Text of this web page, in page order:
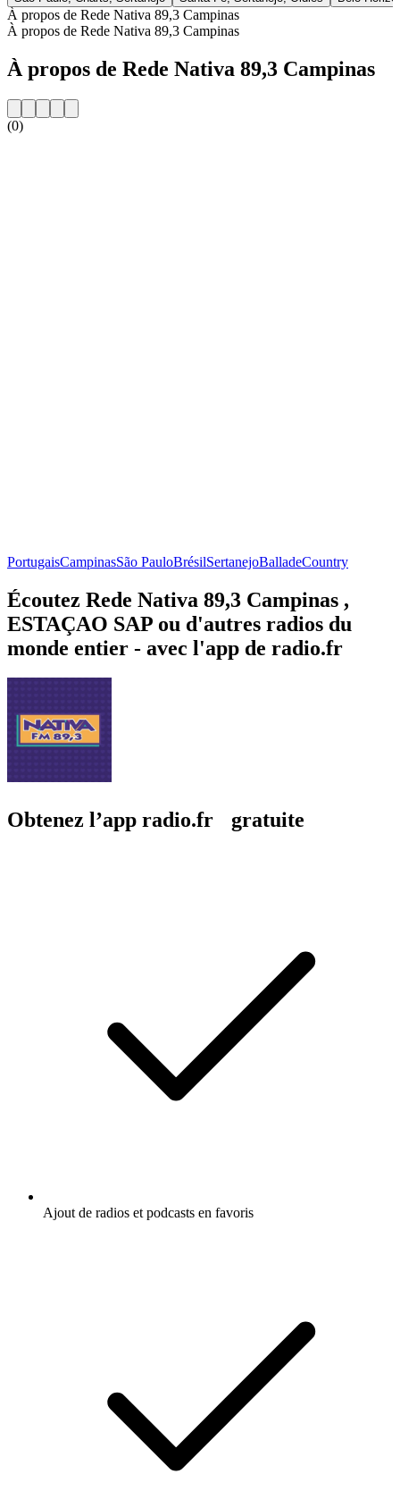
À propos de Rede Nativa 89,3 Campinas
À propos de Rede Nativa 89,3 Campinas
À propos de Rede Nativa 89,3 Campinas
(0)
PortugaisCampinasSão PauloBrésilSertanejoBalladeCountry
Écoutez Rede Nativa 89,3 Campinas ,
ESTAÇAO SAP ou d'autres radios du
monde entier - avec l'app de radio.fr
Obtenez l’app radio.fr gratuite
Ajout de radios et podcasts en favoris